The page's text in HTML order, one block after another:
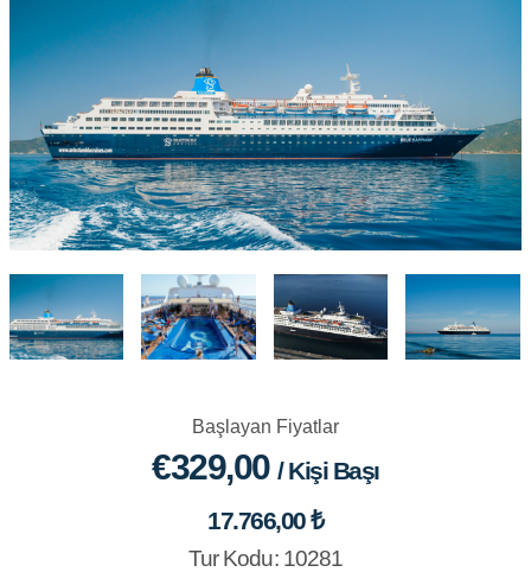
Başlayan Fiyatlar
€329,00/ Kişi Başı
17.766,00 ₺
Tur Kodu: 10281